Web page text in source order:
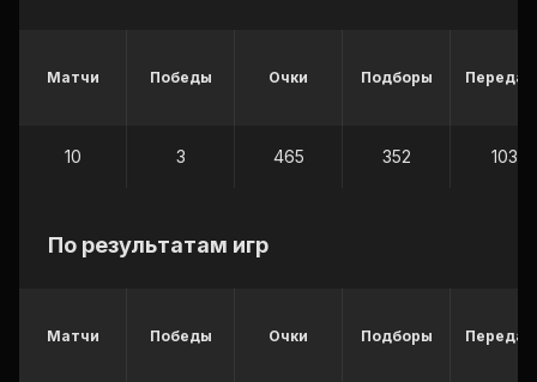
Матчи Победы Очки Подборы
10 3 465 352 103
По результатам игр
Матчи Победы Очки Подборы